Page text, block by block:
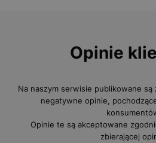
Opinie
Na naszym serwisie publikowane
negatywne opinie,
Opinie te są akceptowane
zbierającej